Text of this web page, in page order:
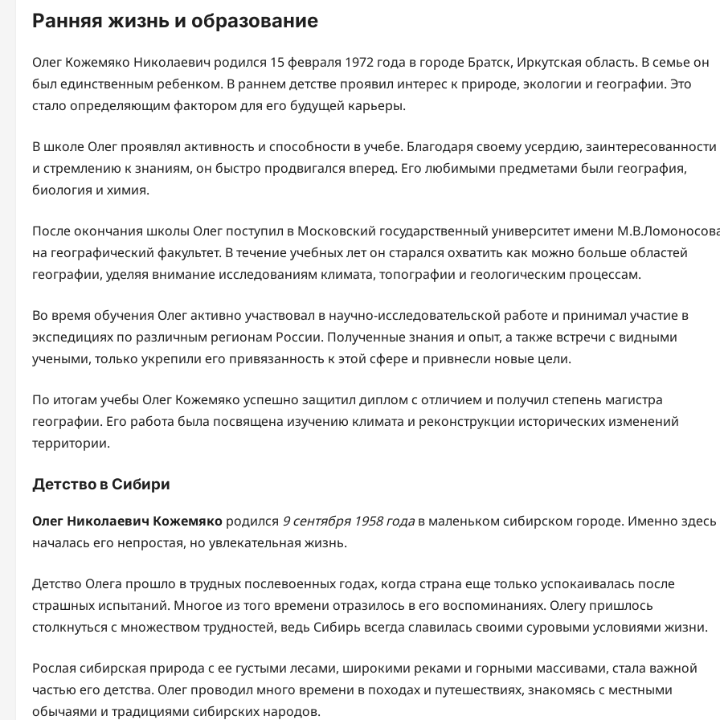
Ранняя жизнь и образование
Олег Кожемяко Николаевич родился 15 февраля 1972 года в городе Братск, Иркутская область. В семье он
был единственным ребенком. В раннем детстве проявил интерес к природе, экологии и географии. Это
стало определяющим фактором для его будущей карьеры.
В школе Олег проявлял активность и способности в учебе. Благодаря своему усердию, заинтересованности
и стремлению к знаниям, он быстро продвигался вперед. Его любимыми предметами были география,
биология и химия.
После окончания школы Олег поступил в Московский государственный университет имени
на географический факультет. В течение учебных лет он старался охватить как можно больше областей
географии, уделяя внимание исследованиям климата, топографии и геологическим процессам.
Во время обучения Олег активно участвовал в научно-исследовательской работе и принимал участие в
экспедициях по различным регионам России. Полученные знания и опыт, а также встречи с видными
учеными, только укрепили его привязанность к этой сфере и привнесли новые цели.
По итогам учебы Олег Кожемяко успешно защитил диплом с отличием и получил степень магистра
географии. Его работа была посвящена изучению климата и реконструкции исторических изменений
территории.
Детство в Сибири
Олег Николаевич Кожемяко родился 9 сентября 1958 годав маленьком сибирском городе. Именно здесь
началась его непростая, но увлекательная жизнь.
Детство Олега прошло в трудных послевоенных годах, когда страна еще только успокаивалась после
страшных испытаний. Многое из того времени отразилось в его воспоминаниях. Олегу пришлось
столкнуться с множеством трудностей, ведь Сибирь всегда славилась своими суровыми условиями жизни.
Рослая сибирская природа с ее густыми лесами, широкими реками и горными массивами, стала важной
частью его детства. Олег проводил много времени в походах и путешествиях, знакомясь с местными
обычаями и традициями сибирских народов.